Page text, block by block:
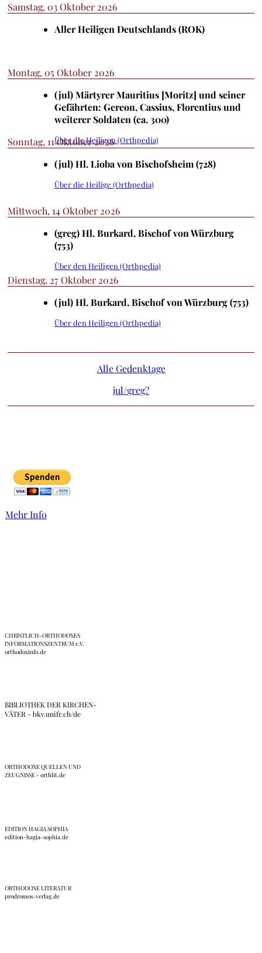
Samstag, 03 Oktober 2026
Aller Heiligen Deutschlands (ROK)
Montag, 05 Oktober 2026
(jul) Märtyrer Mauritius [Moritz] und seiner
Gefährten: Gereon, Cassius, Florentius und
weiterer Soldaten (ca. 300)
Über die Heiligen (Orthpedia)
Sonntag, 11 Oktober 2026
(jul) Hl. Lioba von Bischofsheim (728)
Über die Heilige (Orthpedia)
Mittwoch, 14 Oktober 2026
(greg) Hl. Burkard, Bischof von Würzburg
(753)
Über den Heiligen (Orthpedia)
Dienstag, 27 Oktober 2026
(jul) Hl. Burkard, Bischof von Würzburg (753)
Über den Heiligen (Orthpedia)
Alle Gedenktage
jul/greg?
Mehr Info
CHRISTLICH-ORTHODOXES
INFORMATIONSZENTRUM e.V.
orthodoxinfo.de
BIBLIOTHEK DER KIRCHEN-
VÄTER - bkv.unifr.ch/de
ORTHODOXE QUELLEN UND
ZEUGNISSE - orthlit.de
EDITION HAGIA SOPHIA
edition-hagia-sophia.de
ORTHODOXE LITERATUR
prodromos-verlag.de